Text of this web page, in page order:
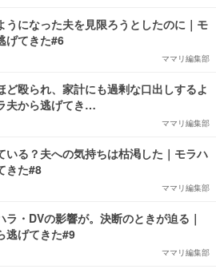
うになった夫を見限ろうとしたのに｜モ
げてきた#6
ママリ編集部
ど殴られ、家計にも過剰な口出しするよ
夫から逃げてき…
ママリ編集部
いる？夫への気持ちは枯渇した｜モラハ
きた#8
ママリ編集部
ラ・DVの影響が。決断のときが迫る｜
逃げてきた#9
ママリ編集部